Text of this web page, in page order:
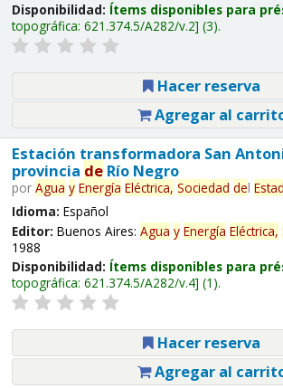
Disponibilidad: Ítems disponibles para
topográfica: 621.374.5/A282/v.2 (3).
Hacer reserva
Agregar al
Estación transformadora San
provincia deRío Negro
por Agua y Energía Eléctrica, Sociedad del
Idioma: Español
Editor: Buenos Aires: Agua y Energía Eléctrica,
1988
Disponibilidad: Ítems disponibles para
topográfica: 621.374.5/A282/v.4 (1).
Hacer reserva
Agregar al